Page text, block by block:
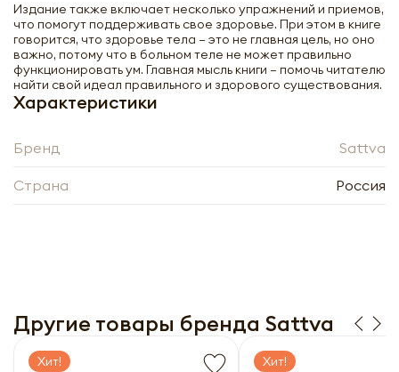
Издание также включает несколько упражнений и приемов,
что помогут поддерживать свое здоровье. При этом в книге
говорится, что здоровье тела – это не главная цель, но оно
важно, потому что в больном теле не может правильно
функционировать ум. Главная мысль книги – помочь читателю
найти свой идеал правильного и здорового существования.
Характеристики
Бренд Sattva
Страна Россия
Другие товары бренда Sattva
Хит! Хит!